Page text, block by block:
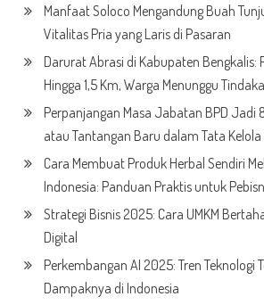
Manfaat Soloco Mengandung Buah
Vitalitas Pria yang Laris di Pasaran
Darurat Abrasi di Kabupaten Bengkalis:
Hingga 1,5 Km, Warga Menunggu
Perpanjangan Masa Jabatan BPD Jadi
atau Tantangan Baru dalam Tata Kelola
Cara Membuat Produk Herbal Sendiri
Indonesia: Panduan Praktis untuk
Strategi Bisnis 2025: Cara UMKM
Digital
Perkembangan AI 2025: Tren Teknologi
Dampaknya di Indonesia